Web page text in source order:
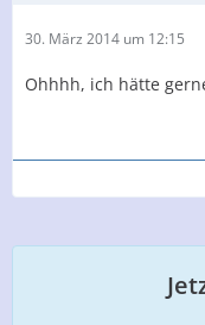
30. März 2014 um 12:15
Ohhhh, ich hätte